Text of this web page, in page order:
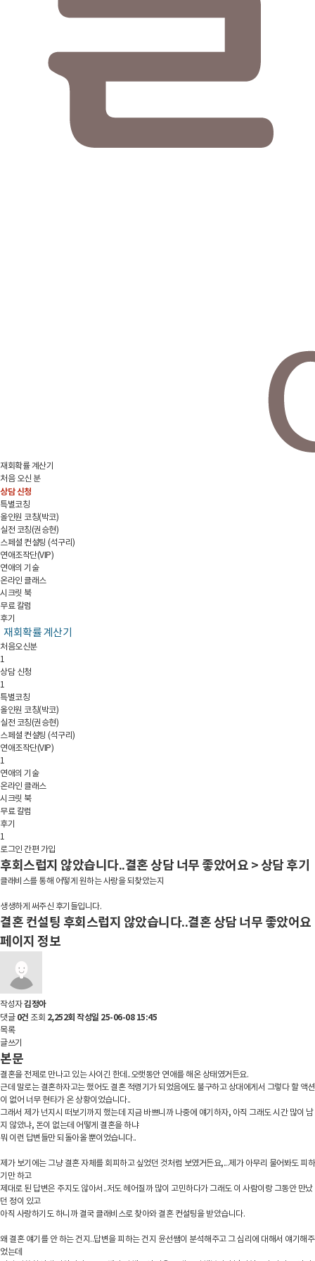
재회확률 계산기
처음 오신 분
상담 신청
특별코칭
올인원 코칭(박코)
실전 코칭(권승현)
스페셜 컨설팅 (석구리)
연애조작단(VIP)
연애의 기술
온라인 클래스
시크릿 북
무료 칼럼
후기
재회확률 계산기
처음오신분
1
상담 신청
1
특별코칭
올인원 코칭(박코)
실전 코칭(권승현)
스페셜 컨설팅 (석구리)
연애조작단(VIP)
1
연애의 기술
온라인 클래스
시크릿 북
무료 칼럼
후기
1
로그인 간편 가입
후회 스럽지 않았습니 다..결혼상담 너무 좋았어 요 >상담 후기
클래비 스를 통해 어떻게 원하는 사랑을 되 찾았는지
생생하게 써주신 후기 들입니 다.
결혼 컨설팅 후회스럽지 않았습니다..결혼 상담 너무 좋았어요
페이지 정보
작성자김정아
댓글 0건 조회 2,252회 작성일 25-06-08 15:45
목록
글쓰기
본문
결혼을 전제로 만나고 있는 사이긴 한데..오랫동안 연애를 해온 상태였거든요.
근데 말로는 결혼하자고는 했어도 결혼 적령기가 되었음에도 불구하고 상대에게서 그렇다 할 액션
이 없어 너무 현타가 온 상황이었습니다..
그래서 제가 넌지시 떠보기까지 했는데 지금 바쁘니까 나중에 얘기하자, 아직 그래도 시간 많이 남
지 않았냐, 돈이 없는데 어떻게 결혼을 하냐
뭐 이런 답변들만 되돌아올 뿐이었습니다..
제가 보기에는 그냥 결혼 자체를 회피하고 싶었던 것처럼 보였거든요,...제가 아무리 물어봐도 피하
기만 하고
제대로 된 답변은 주지도 않아서..저도 헤어질까 많이 고민하다가 그래도 이 사람이랑 그동안 만났
던 정이 있고
아직 사랑하기도 하니까 결국 클래비스로 찾아와 결혼 컨설팅을 받았습니다.
왜 결혼 얘기를 안 하는 건지..답변을 피하는 건지 윤선쌤이 분석해주고 그 심리에 대해서 얘기해주
었는데